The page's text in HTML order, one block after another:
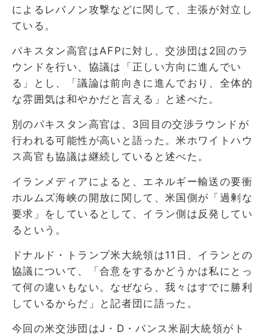
によるレバノン攻撃などに関して、主張が対立し
ている。
パキスタン高官はAFPに対し、交渉団は2回のラ
ウンドを行い、協議は「正しい方向に進んでい
る」とし、「議論は前向きに進んでおり、全体的
な雰囲気は和やかだと言える」と述べた。
別のパキスタン高官は、3回目の交渉ラウンドが
行われる可能性が高いと語った。米ホワイトハウ
ス高官も協議は継続していると述べた。
イランメディアによると、エネルギー輸送の要衝
ホルムズ海峡の開放に関して、米国側が「過剰な
要求」をしているとして、イラン側は反発してい
るという。
ドナルド・トランプ米大統領は11日、イランとの
協議について、「合意をするかどうかは私にとっ
て何の違いもない。なぜなら、我々はすでに勝利
しているからだ」と記者団に語った。
今回の米交渉団はJ・D・バンス米副大統領がト